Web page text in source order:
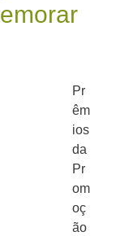
Pr
êm
ios
da
Pr
om
oç
ão